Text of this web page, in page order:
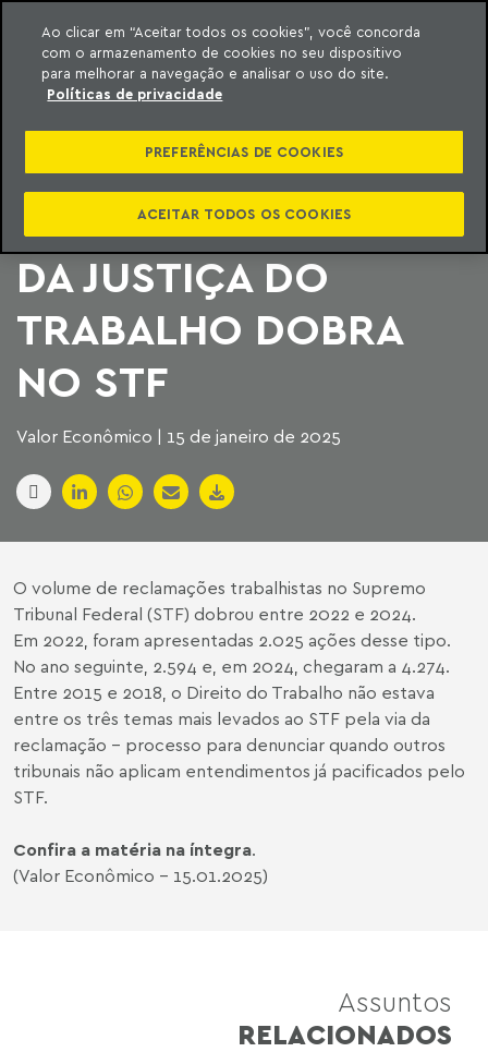
o conteúdo
Machado Meyer
VOLUME DE
RECLAMAÇÕES
CONTRA DECISÕES
DA JUSTIÇA DO
TRABALHO DOBRA
NO STF
Valor Econômico | 15 de janeiro de 2025
O volume de reclamações trabalhistas no Supremo
Tribunal Federal (STF) dobrou entre 2022 e 2024.
Em 2022, foram apresentadas 2.025 ações desse tipo.
No ano seguinte, 2.594 e, em 2024, chegaram a 4.274.
Entre 2015 e 2018, o Direito do Trabalho não estava
entre os três temas mais levados ao STF pela via da
reclamação - processo para denunciar quando outros
tribunais não aplicam entendimentos já pacificados pelo
STF.
Confira a matéria na íntegra.
(Valor Econômico - 15.01.2025)
Assuntos
RELACIONADOS
Ao clicar em “Aceitar todos os cookies”, você concorda
com o armazenamento de cookies no seu dispositivo
para melhorar a navegação e analisar o uso do site.
Políticas de privacidade
PREFERÊNCIAS DE COOKIES
ACEITAR TODOS OS COOKIES